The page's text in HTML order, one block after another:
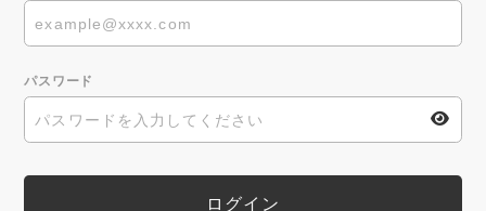
パスワード